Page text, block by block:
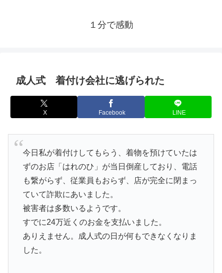
１分で感動
成人式 着付け会社に逃げられた
X Facebook LINE
今日私が着付けしてもらう、着物を預けていたは
ずのお店「はれのひ」が当日倒産しており、電話
も繋がらず、従業員もおらず、店が完全に閉まっ
ていて詐欺にあいました。
被害者は多数いるようです。
すでに24万近くのお金を支払いました。
ありえません。成人式の日が何もできなくなりま
した。